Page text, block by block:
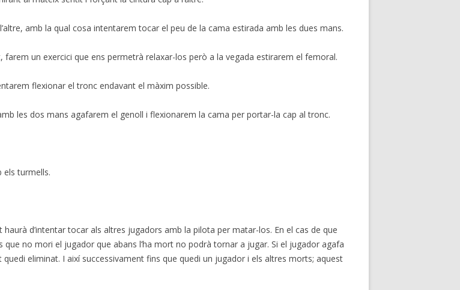
amb la qual cosa intentarem tocar el peu de la cama estirada amb les dues mans.
un exercici que ens permetrà relaxar-los però a la vegada estirarem el femoral.
flexionar el tronc endavant el màxim possible.
les dos mans agafarem el genoll i flexionarem la cama per portar-la cap al tronc.
els turmells.
d’intentar tocar als altres jugadors amb la pilota per matar-los. En el cas de que
que no mori el jugador que abans l’ha mort no podrà tornar a jugar. Si el jugador agafa
eliminat. I així successivament fins que quedi un jugador i els altres morts; aquest